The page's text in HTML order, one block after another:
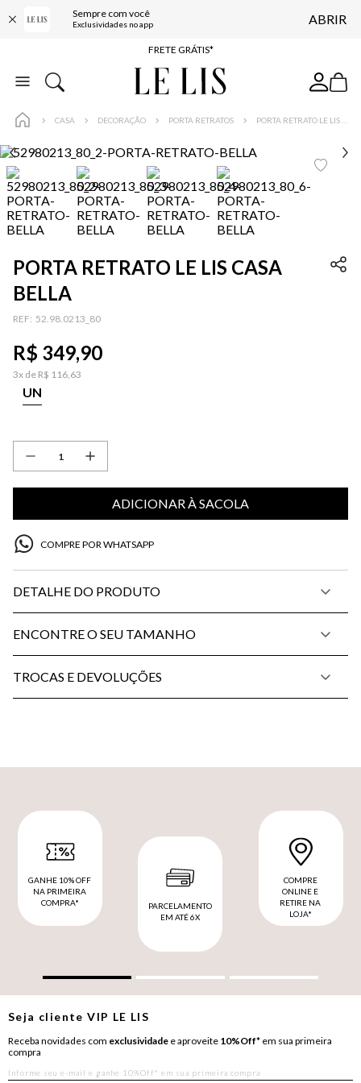
Sempre com você
Exclusividades no app ABRIR
ENTREGA EXPRESSA*
FRETE GRÁTIS*
BAIXE O APP
CASA DECORAÇÃO PORTA RETRATOS
PORTA RETRATO LE LIS CASA
BELLA
: 52.98.0213_80
R$ 349,90
3x de R$ 116,63
UN
ADICIONAR À SACOLA
COMPRE POR WHATSAPP
DETALHE DO PRODUTO
ENCONTRE O SEU TAMANHO
TROCAS E DEVOLUÇÕES
GANHE 10% OFF
NA PRIMEIRA
COMPRA*
PARCELAMENTO
EM ATÉ 6X
COMPRE
ONLINE E
RETIRE NA
LOJA*
Seja clienteVIP LE LIS
Receba novidades com exclusividade e aproveite 10%Off* em sua primeira
compra